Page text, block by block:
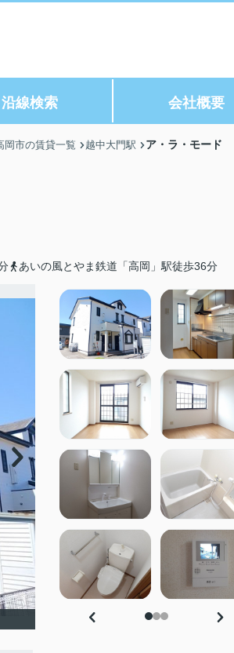
沿線検索 会社概要
岡市の賃貸一覧 越中大門駅 ア・ラ・モード
あいの風とやま鉄道「高岡」駅徒歩36分